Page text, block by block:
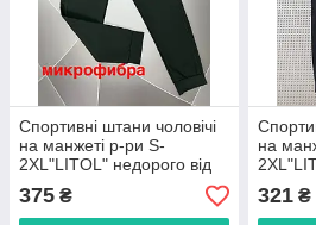
Спортивні штани чоловічі
на манжеті р-ри S-
2XL"LITOL" недорого від
прямого постачальника
375 ₴
на
321₴